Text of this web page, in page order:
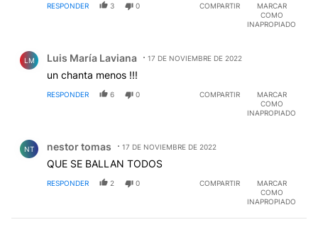
RESPONDER 3 0 COMPARTIR
MARCAR
COMO
INAPROPIADO
LM Luis María Laviana 17 DE NOVIEMBRE DE 2022
un chanta menos !!!
RESPONDER 6 0 COMPARTIR
MARCAR
COMO
INAPROPIADO
NT nestor tomas 17 DE NOVIEMBRE DE 2022
QUE SE BALLAN TODOS
RESPONDER 2 0 COMPARTIR
MARCAR
COMO
INAPROPIADO